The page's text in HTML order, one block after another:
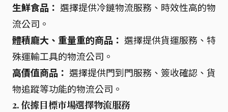
生鮮食品： 選擇提供冷鏈物流服務、時效性高的物
流公司。
體積龐大、重量重的商品： 選擇提供貨運服務、特
殊運輸工具的物流公司。
高價值商品： 選擇提供門到門服務、簽收確認、貨
物追蹤等功能的物流公司。
2. 依據目標市場選擇物流服務